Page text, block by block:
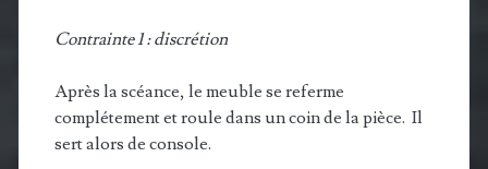
Contrainte 1 : discrétion
Après la scéance, le meuble se referme
complétement et roule dans un coin de la pièce. Il
sert alors de console.